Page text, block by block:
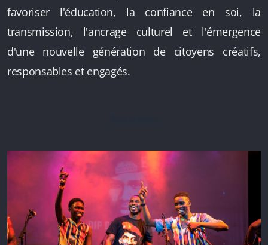
favoriser l'éducation, la confiance en soi, la
transmission, l'ancrage culturel et l'émergence
d'une nouvelle génération de citoyens créatifs,
responsables et engagés.